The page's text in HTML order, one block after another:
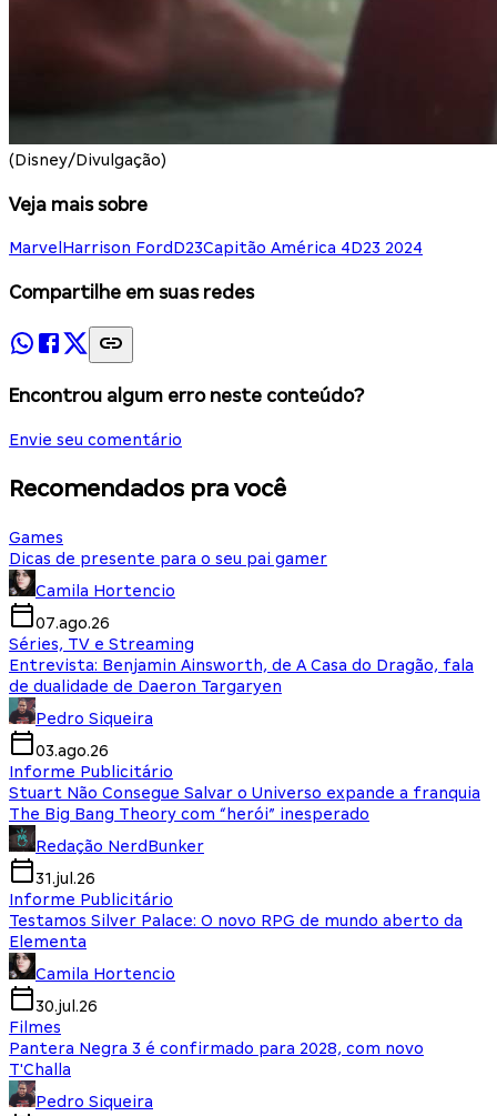
(Disney/Divulgação)
Veja mais sobre
Marvel Harrison FordD23Capitão América 4D23 2024
Compartilhe em suas redes
Encontrou algum erro neste conteúdo?
Envie seu comentário
Recomendados pra você
Games
Dicas de presente para o seu pai gamer
Camila Hortencio
07.ago.26
Séries, TV e Streaming
Entrevista: Benjamin Ainsworth, de A Casa do Dragão, fala
de dualidade de Daeron Targaryen
Pedro Siqueira
03.ago.26
Informe Publicitário
Stuart Não Consegue Salvar o Universo expande a franquia
The Big Bang Theory com “herói” inesperado
Redação NerdBunker
31.jul.26
Informe Publicitário
Testamos Silver Palace: O novo RPG de mundo aberto da
Elementa
Camila Hortencio
30.jul.26
Filmes
Pantera Negra 3 é confirmado para 2028, com novo
T'Challa
Pedro Siqueira